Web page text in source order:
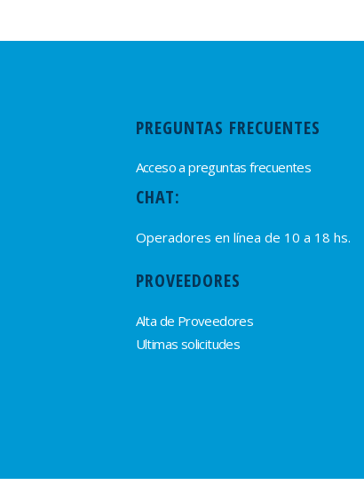
PREGUNTAS FRECUENTES
Acceso a preguntas frecuentes
CHAT:
Operadores en línea de 10 a 18 hs.
PROVEEDORES
Alta de Proveedores
Ultimas solicitudes